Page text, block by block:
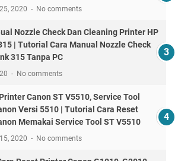
2020 No comments
Nozzle Check Dan Cleaning Printer HP
| Tutorial Cara Manual Nozzle Check
315 Tanpa PC
No comments
Canon ST V5510, Service Tool
Versi 5510 | Tutorial Cara Reset
Memakai Service Tool ST V5510
2020 No comments